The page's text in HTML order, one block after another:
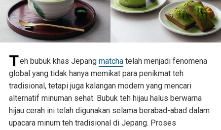
Teh bubuk khas Jepang matchatelah menjadi fenomena
global yang tidak hanya memikat para penikmat teh
tradisional, tetapi juga kalangan modern yang mencari
alternatif minuman sehat. Bubuk teh hijau halus berwarna
hijau cerah ini telah digunakan selama berabad-abad dalam
upacara minum teh tradisional di Jepang. Proses